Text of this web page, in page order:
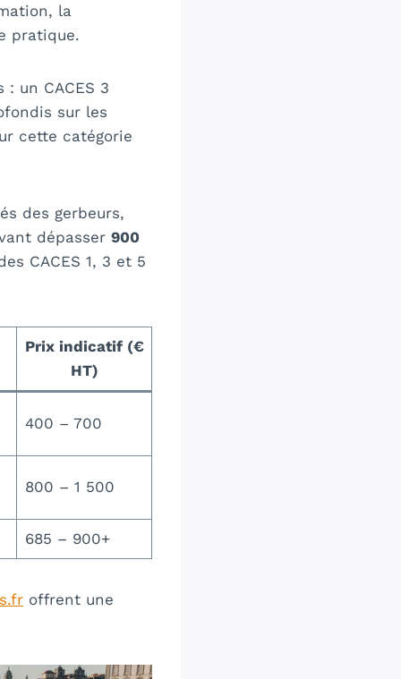
la
pratique.
un CACES 3
sur les
cette catégorie
des gerbeurs,
dépasser 900
CACES 1, 3 et 5
Prix indicatif (€
HT)
400 – 700
800 – 1 500
685 – 900+
offrent une